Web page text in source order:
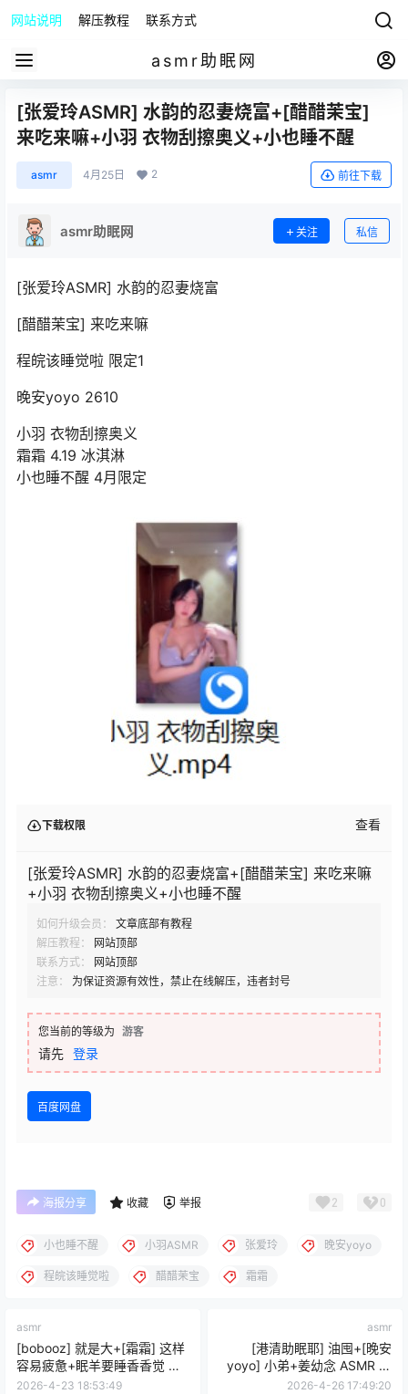
网站说明 解压教程 联系方式
asmr助眠网
[张爱玲ASMR] 水韵的忍妻烧富+[醋醋茉宝]
来吃来嘛+小羽 衣物刮擦奥义+小也睡不醒
asmr 4月25日 2 前往下载
asmr助眠网 关注 私信
[张爱玲ASMR] 水韵的忍妻烧富
[醋醋茉宝] 来吃来嘛
程皖该睡觉啦 限定1
晚安yoyo 2610
小羽 衣物刮擦奥义
霜霜 4.19 冰淇淋
小也睡不醒 4月限定
下载权限 查看
[张爱玲ASMR] 水韵的忍妻烧富+[醋醋茉宝] 来吃来嘛
+小羽 衣物刮擦奥义+小也睡不醒
如何升级会员：
文章底部有教程
解压教程：
网站顶部
联系方式：
网站顶部
注意：
为保证资源有效性，禁止在线解压，违者封号
您当前的等级为 游客
请先 登录
百度网盘
海报分享 收藏 举报 2 0
小也睡不醒 小羽ASMR 张爱玲 晚安yoyo
程皖该睡觉啦 醋醋茉宝 霜霜
asmr
[bobooz] 就是大+[霜霜] 这样
容易疲惫+眠羊要睡香香觉 剧
情向 11分钟多
2026-4-23 18:53:49
asmr
[港清助眠耶] 油囤+[晚安
yoyo] 小弟+姜幼念 ASMR 醉
酒妹妹2+[程皖该睡觉啦]
2026-4-26 17:49:20